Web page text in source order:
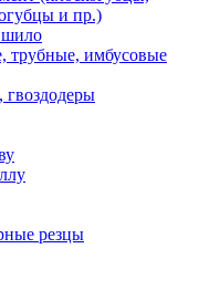
и пр.)
шило
трубные, имбусовые
резцы